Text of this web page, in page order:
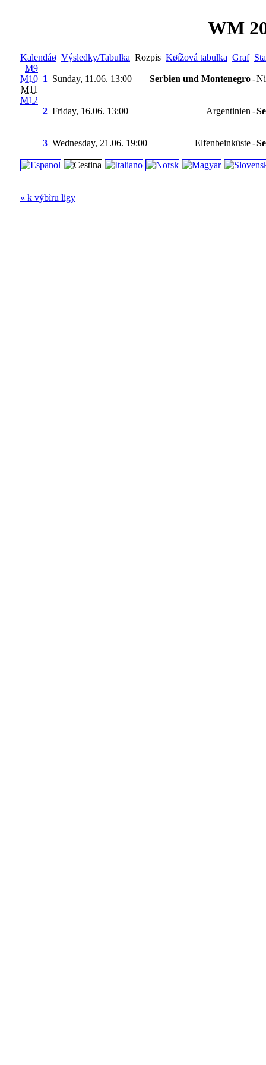
WM
Kalendáø Výsledky/Tabulka Rozpis Køížová tabulka Graf
M9
M10
M11
M12
1 Sunday, 11.06. 13:00 Serbien und Montenegro-
2 Friday, 16.06. 13:00 Argentinien -
3 Wednesday, 21.06. 19:00 Elfenbeinküste-
« k výbìru ligy